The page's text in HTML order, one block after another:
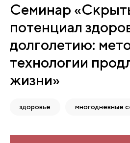
Семинар
потенциал
долголетию:
технологии
жизни»
здоровье многодневные